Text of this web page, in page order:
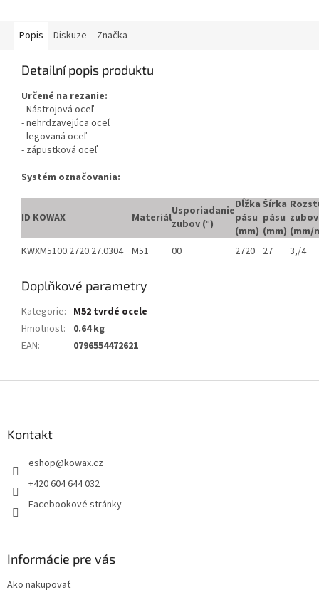
Popis Diskuze Značka
Detailní popis produktu
Určené na rezanie:
- Nástrojová oceľ
- nehrdzavejúca oceľ
- legovaná oceľ
- zápustková oceľ
Systém označovania:
ID KOWAX MateriálUsporiadanie
zubov (°)
Dĺžka
pásu
(mm)
Šírka
pásu
(mm)
zubov
(mm/
KWXM5100.2720.27.0304 M51 00 2720 27 3,/4
Doplňkové parametry
Kategorie: M52 tvrdé ocele
Hmotnost:
0.64 kg
EAN: 0796554472621
Kontakt
eshop@kowax.cz
+420 604 644 032
Facebookové stránky
Informácie pre vás
Ako nakupovať